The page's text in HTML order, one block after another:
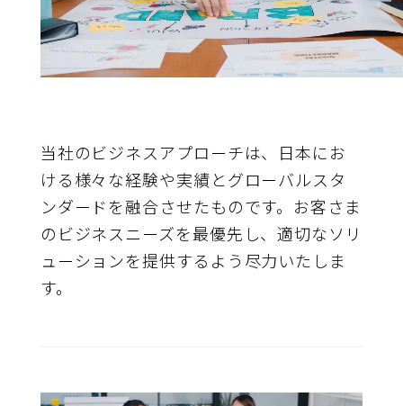
当社のビジネスアプローチは、日本にお
ける様々な経験や実績とグローバルスタ
ンダードを融合させたものです。お客さま
のビジネスニーズを最優先し、適切なソリ
ューションを提供するよう尽力いたしま
す。